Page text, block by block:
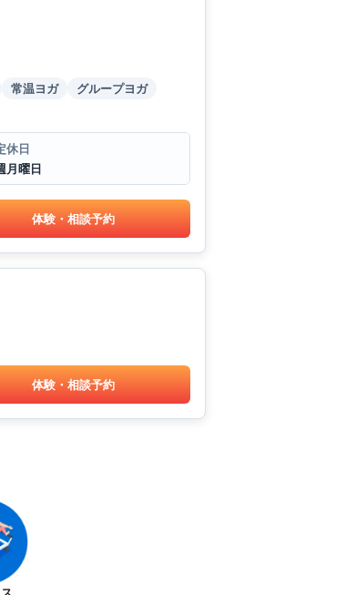
常温ヨガ
グループヨガ
休日
月曜日
体験・相談予約
体験・相談予約